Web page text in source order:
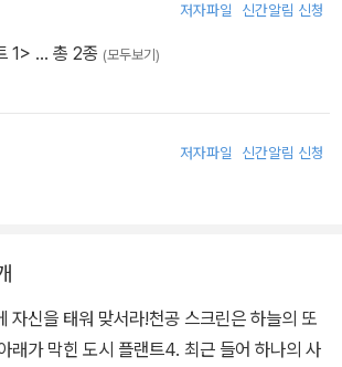
저자파일 신간알림 신청
1> … 총 2종 (모두보기)
저자파일 신간알림 신청
자신을 태워 맞서라!천공 스크린은 하늘의 또
래가 막힌 도시 플랜트4. 최근 들어 하나의 사